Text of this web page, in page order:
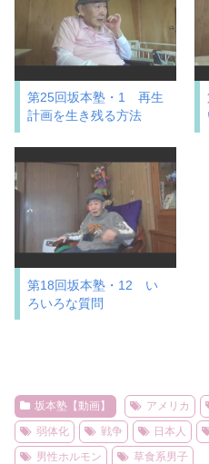
第25回坂本塾・1 再生
計画を生き残る方法
第18回坂本塾・12 い
ろいろな質問
坂本塾【動画】 アメリカ
弱体化
戦争 日本人
男性ホルモン
草食系男子